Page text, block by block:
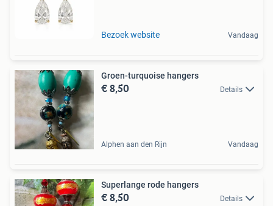
Bezoek website Vandaag
Groen-turquoise hangers
€ 8,50 Details
Alphen aan den Rijn Vandaag
Superlange rode hangers
€ 8,50 Details